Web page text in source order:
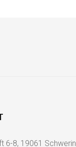
6-8, 19061 Schwerin